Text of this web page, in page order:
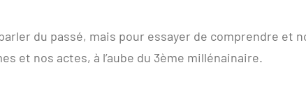
du passé, mais pour essayer de comprendre et
et nos actes, à l’aube du 3ème millénainaire.